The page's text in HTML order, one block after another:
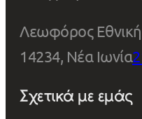
Λεωφόρος
14234, Νέα Ιωνία
Σχετικά με εμάς